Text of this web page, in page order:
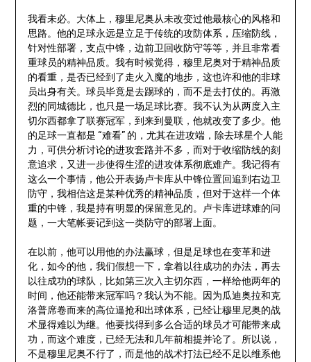
我看未必。大体上，穆里尼奥从未改变过他最核心的风格和
思路。他的足球永远是立足于传统的攻防体系，压缩防线，
针对性部署，支点中锋，边前卫回收防守等等，并且非常看
重球员的精神品质。我有时候觉得，穆里尼奥对于精神品质
的看重，是否已经到了走火入魔的地步，这也许和他的非球
员出身有关。球员毕竟是去踢球的，而不是去打仗的。再激
烈的同城德比，也只是一场足球比赛。我不认为从两度入主
切尔西都拿了联赛冠军，到来到曼联，他就改变了多少。他
的足球一直都是 “难看” 的，尤其在进攻端，除去球星个人能
力，可供分析讨论的进攻套路并不多，而对于收缩防线的刻
意追求，又进一步使得生涩的进攻体系彻底难产。我记得有
这么一个事情，他公开表扬卢卡库从中锋位置回追到右边卫
防守，我相信这是某种优秀的精神品质，但对于这样一个体
重的中锋，我是持有明显的保留意见的。卢卡库进球难的问
题，一大笔帐要记到这一类防守的部署上面。
在以前，他可以用他的办法赢球，但是足球也在变革和进
化，如今的他，我们假想一下，拿着以往成功的办法，再去
以往成功的球队，比如第三次入主切尔西，一样给他两年的
时间，他还能带来冠军吗？我认为不能。因为瓜迪奥拉和克
洛普席卷而来的高位逼抢和出球体系，已经让穆里尼奥的战
术显得难以为继。他要找得到多么合适的球员才可能带来成
功，而这个难度，已经无法和几年前相提并论了。所以说，
不是穆里尼奥不行了，而是他的战术打法已经不足以维系他